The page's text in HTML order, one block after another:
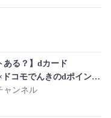
ある？】dカード
コモでんきのdポイント
い。電力エリア別に計算
ャンネル